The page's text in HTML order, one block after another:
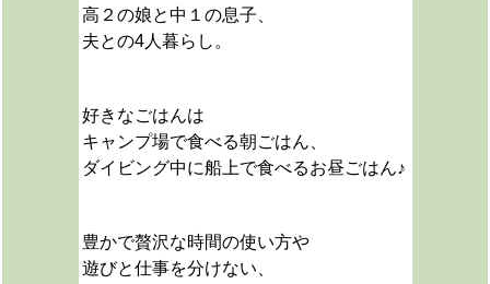
高２の娘と中１の息子、
夫との4人暮らし。
好きなごはんは
キャンプ場で食べる朝ごはん、
ダイビング中に船上で食べるお昼ごはん♪
豊かで贅沢な時間の使い方や
遊びと仕事を分けない、